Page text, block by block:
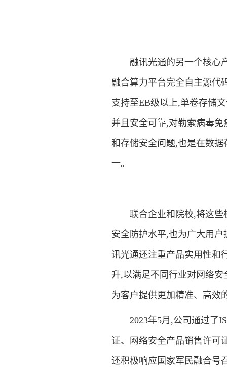
融讯光通的另一个核心产
融合算力平台完全自主源代
支持至EB级以上,单卷存储
并且安全可靠,对勒索病毒
和存储安全问题,也是在数
一。
联合企业和院校,将这些
安全防护水平,也为广大用
讯光通还注重产品实用性和
升,以满足不同行业对网络
为客户提供更加精准、高效
2023年5月,公司通过了
证、网络安全产品销售许可
还积极响应国家军民融合号